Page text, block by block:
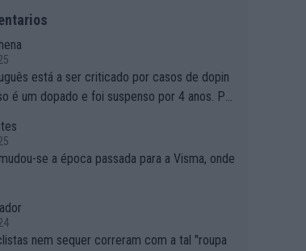
está a ser criticado por casos de dopin
é um dopado e foi suspenso por 4 anos. Po
se a época passada para a Visma, onde
nem sequer correram com a tal "roupa